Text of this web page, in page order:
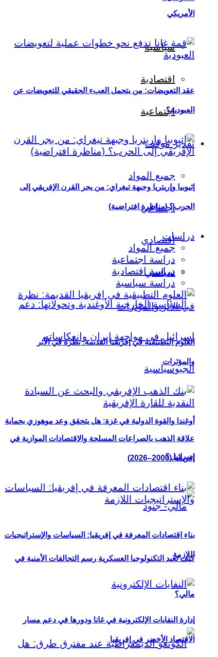
سياسية
اقتصادية
اجتماعية
تقدير موقف
جميع المواد
اجتماعي
اقتصادي
سياسي
أوغندا والقوة الدولية في غزة: هل يتحقق وعد موهوزي بحماية
إسرائيل؟
كيف تعيد التكنولوجيا العسكرية رسم التحالفات الأمنية في
مالي؟
الأمريكي
عقد التعويضات: من يتحمل العبء الحقيقي للتعويضات عن
العبودية؟
إثيوبيا وإريتريا وجبهة تيغراي: من يجر القرن الإفريقي إلى
الحرب؟ (مناظرة افتراضية)
دراسات
جميع المواد
دراسة اجتماعية
دراسة اقتصادية
دراسة سياسية
العلوم التطبيقية في إفريقيا القديمة: نظرة في الأثر
والمؤثرات
علاقة الذهب بالصراعات المسلحة والاقتصادات الموازية في
إفريقيا (2000–2026)
بناء اقتصادات المعرفة في إفريقيا: السياسات والإستراتيجيات
اللازمة
إدارة النفايات الإلكترونية في غانا ودورها في دعم مسار
الاقتصاد الأخضر في إفريقيا